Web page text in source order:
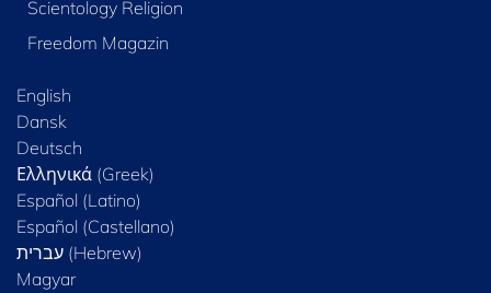
Scientology Religion
Freedom Magazin
English
Dansk
Deutsch
Ελληνικά (Greek)
Español (Latino)
Español (Castellano)
Magyar